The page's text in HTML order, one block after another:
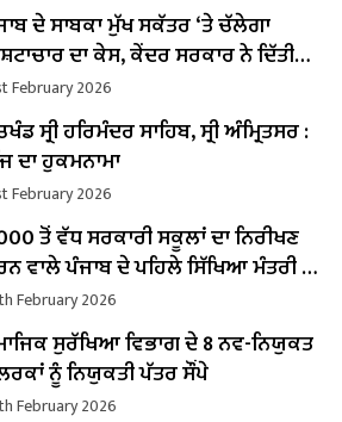
ਦੇ ਸਾਬਕਾ ਮੁੱਖ ਸਕੱਤਰ ‘ਤੇ ਚੱਲੇਗਾ
ਦਾ ਕੇਸ, ਕੇਂਦਰ ਸਰਕਾਰ ਨੇ ਦਿੱਤੀ
February 2026
ਸ੍ਰੀ ਹਰਿਮੰਦਰ ਸਾਹਿਬ, ਸ੍ਰੀ ਅੰਮ੍ਰਿਤਸਰ :
ਦਾ ਹੁਕਮਨਾਮਾ
February 2026
ਤੋਂ ਵੱਧ ਸਰਕਾਰੀ ਸਕੂਲਾਂ ਦਾ ਨਿਰੀਖਣ
ਵਾਲੇ ਪੰਜਾਬ ਦੇ ਪਹਿਲੇ ਸਿੱਖਿਆ ਮੰਤਰੀ ਬਣੇ
ਸਿੰਘ ਬੈਂਸ
February 2026
ਸੁਰੱਖਿਆ ਵਿਭਾਗ ਦੇ 8 ਨਵ-ਨਿਯੁਕਤ
ਨੂੰ ਨਿਯੁਕਤੀ ਪੱਤਰ ਸੌਂਪੇ
February 2026